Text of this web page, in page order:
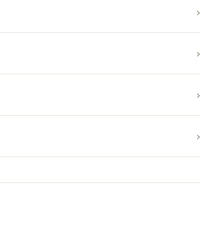
›
›
›
›